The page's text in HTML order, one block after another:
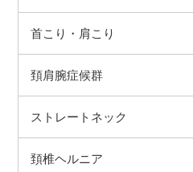
首こり・肩こり
頚肩腕症候群
ストレートネック
頚椎ヘルニア